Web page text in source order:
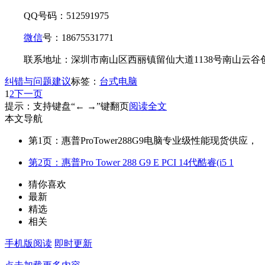
QQ号码：512591975
微信号：18675531771
联系地址：深圳市南山区西丽镇留仙大道1138号南山云谷
纠错与问题建议标签： 台式电脑
1 2下一页
提示：支持键盘“← →”键翻页阅读全文
本文导航
第1页：惠普ProTower288G9电脑专业级性能现货供应，
第2页：惠普Pro Tower 288 G9 E PCI 14代酷睿(i5 1
猜你喜欢
最新
精选
相关
手机版阅读 即时更新